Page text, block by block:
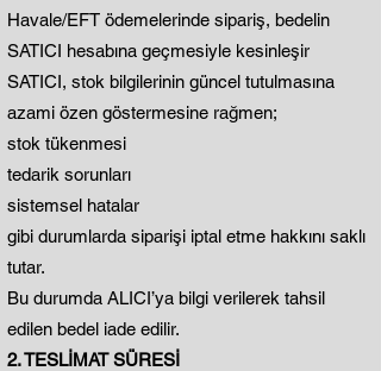
Havale/EFT ödemelerinde sipariş, bedelin
SATICI hesabına geçmesiyle kesinleşir
SATICI, stok bilgilerinin güncel tutulmasına
azami özen göstermesine rağmen;
stok tükenmesi
tedarik sorunları
sistemsel hatalar
gibi durumlarda siparişi iptal etme hakkını saklı
tutar.
Bu durumda ALICI’ya bilgi verilerek tahsil
edilen bedel iade edilir.
2. TESLİMAT SÜRESİ